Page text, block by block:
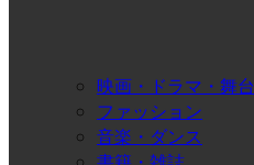
映画・ドラマ・舞台
ファッション
音楽・ダンス